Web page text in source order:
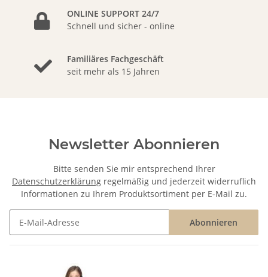
ONLINE SUPPORT 24/7
Schnell und sicher - online
Familiäres Fachgeschäft
seit mehr als 15 Jahren
Newsletter Abonnieren
Bitte senden Sie mir entsprechend Ihrer
Datenschutzerklärung regelmäßig und jederzeit widerruflich
Informationen zu Ihrem Produktsortiment per E-Mail zu.
Abonnieren